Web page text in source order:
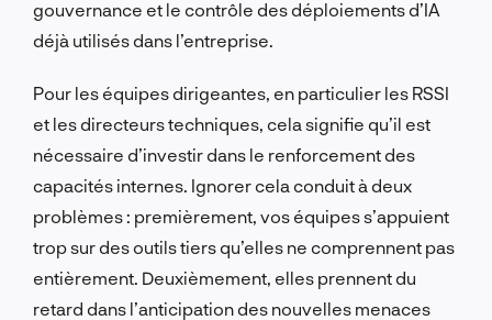
gouvernance et le contrôle des déploiements d’IA
déjà utilisés dans l’entreprise.
Pour les équipes dirigeantes, en particulier les RSSI
et les directeurs techniques, cela signifie qu’il est
nécessaire d’investir dans le renforcement des
capacités internes. Ignorer cela conduit à deux
problèmes : premièrement, vos équipes s’appuient
trop sur des outils tiers qu’elles ne comprennent pas
entièrement. Deuxièmement, elles prennent du
retard dans l’anticipation des nouvelles menaces